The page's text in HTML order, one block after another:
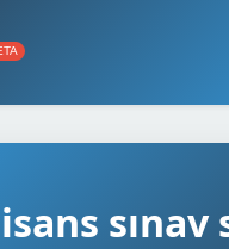
sınav